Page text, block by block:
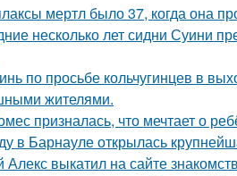
мертл было 37, когда она
несколько лет сидни Суини
по просьбе кольчугинцев в
жителями.
призналась, что мечтает о
в Барнауле открылась
Алекс выкатил на сайте